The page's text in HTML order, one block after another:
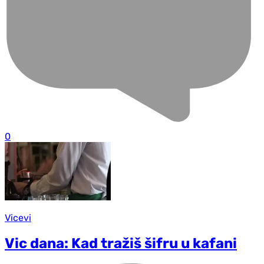
0
Vicevi
Vic dana: Kad tražiš šifru u kafani